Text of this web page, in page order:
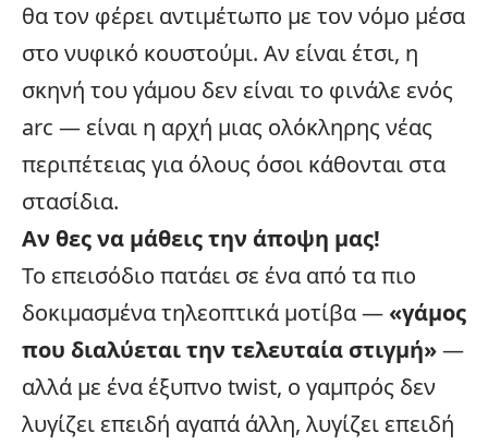
θα τον φέρει αντιμέτωπο με τον νόμο μέσα
στο νυφικό κουστούμι. Αν είναι έτσι, η
σκηνή του γάμου δεν είναι το φινάλε ενός
arc — είναι η αρχή μιας ολόκληρης νέας
περιπέτειας για όλους όσοι κάθονται στα
στασίδια.
Αν θες να μάθεις την άποψη μας!
Το επεισόδιο πατάει σε ένα από τα πιο
δοκιμασμένα τηλεοπτικά μοτίβα — «γάμος
που διαλύεται την τελευταία στιγμή»—
αλλά με ένα έξυπνο twist, ο γαμπρός δεν
λυγίζει επειδή αγαπά άλλη, λυγίζει επειδή